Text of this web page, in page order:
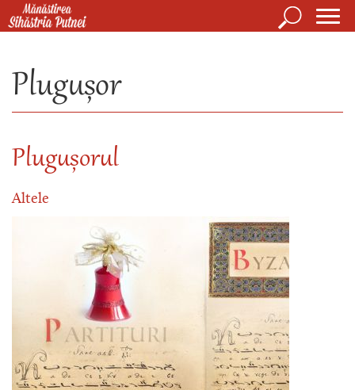
Mergi la conţinutul principal
Căutare
Plugușor
Plugușorul
Altele